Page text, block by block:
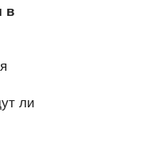
в
ли